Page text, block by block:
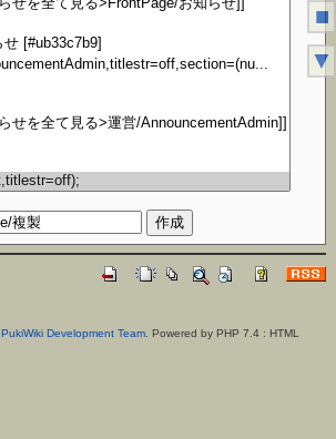
PukiWiki Development Team. Powered by PHP 7.4 : HTML
■
▼